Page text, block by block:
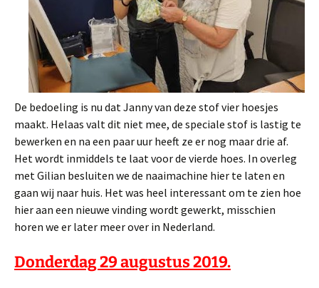
De bedoeling is nu dat Janny van deze stof vier hoesjes
maakt. Helaas valt dit niet mee, de speciale stof is lastig te
bewerken en na een paar uur heeft ze er nog maar drie af.
Het wordt inmiddels te laat voor de vierde hoes. In overleg
met Gilian besluiten we de naaimachine hier te laten en
gaan wij naar huis. Het was heel interessant om te zien hoe
hier aan een nieuwe vinding wordt gewerkt, misschien
horen we er later meer over in Nederland.
Donderdag 29 augustus 2019.